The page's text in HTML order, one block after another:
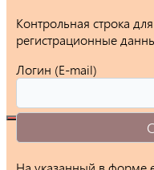
Контрольная строка
регистрационные
Логин (E-mail)